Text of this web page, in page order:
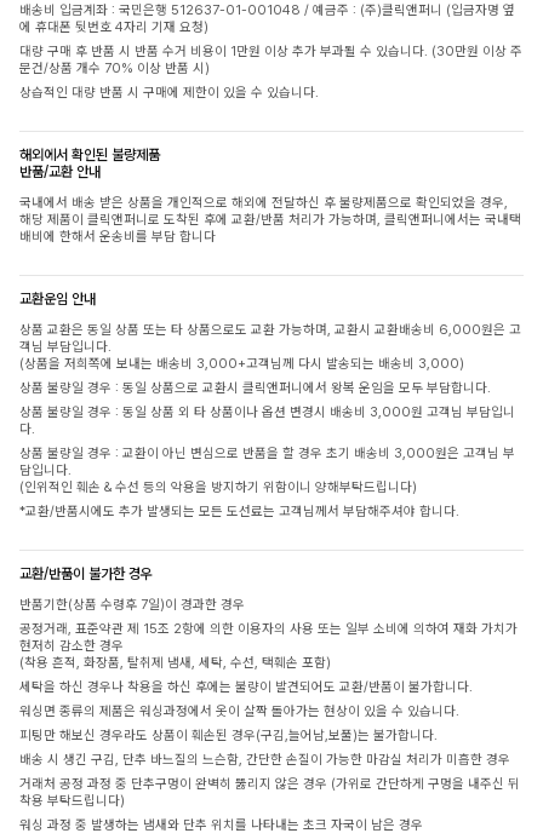
배송비 입금계좌 : 국민은행 512637-01-001048 / 예금주 : (주)클릭앤퍼니 (입금자명 옆
에 휴대폰 뒷번호 4자리 기재 요청)
대량 구매 후 반품 시 반품 수거 비용이 1만원 이상 추가 부과될 수 있습니다. (30만원 이상 주
문건/상품 개수 70% 이상 반품 시)
상습적인 대량 반품 시 구매에 제한이 있을 수 있습니다.
해외에서 확인된 불량제품
반품/교환 안내
국내에서 배송 받은 상품을 개인적으로 해외에 전달하신 후 불량제품으로 확인되었을 경우,
해당 제품이 클릭앤퍼니로 도착된 후에 교환/반품 처리가 가능하며, 클릭앤퍼니에서는 국내택
배비에 한해서 운송비를 부담 합니다
교환운임 안내
상품 교환은 동일 상품 또는 타 상품으로도 교환 가능하며, 교환시 교환배송비 6,000원은 고
객님 부담입니다.
(상품을 저희쪽에 보내는 배송비 3,000+고객님께 다시 발송되는 배송비 3,000)
상품 불량일 경우 : 동일 상품으로 교환시 클릭앤퍼니에서 왕복 운임을 모두 부담합니다.
상품 불량일 경우 : 동일 상품 외 타 상품이나 옵션 변경시 배송비 3,000원 고객님 부담입니
다.
상품 불량일 경우 : 교환이 아닌 변심으로 반품을 할 경우 초기 배송비 3,000원은 고객님 부
담입니다.
(인위적인 훼손 & 수선 등의 악용을 방지하기 위함이니 양해부탁드립니다)
*교환/반품시에도 추가 발생되는 모든 도선료는 고객님께서 부담해주셔야 합니다.
교환/반품이 불가한 경우
반품기한(상품 수령후 7일)이 경과한 경우
공정거래, 표준약관 제 15조 2항에 의한 이용자의 사용 또는 일부 소비에 의하여 재화 가치가
현저히 감소한 경우
(착용 흔적, 화장품, 탈취제 냄새, 세탁, 수선, 택훼손 포함)
세탁을 하신 경우나 착용을 하신 후에는 불량이 발견되어도 교환/반품이 불가합니다.
워싱면 종류의 제품은 워싱과정에서 옷이 살짝 돌아가는 현상이 있을 수 있습니다.
피팅만 해보신 경우라도 상품이 훼손된 경우(구김,늘어남,보풀)는 불가합니다.
배송 시 생긴 구김, 단추 바느질의 느슨함, 간단한 손질이 가능한 마감실 처리가 미흡한 경우
거래처 공정 과정 중 단추구멍이 완벽히 뚫리지 않은 경우 (가위로 간단하게 구멍을 내주신 뒤
착용 부탁드립니다)
워싱 과정 중 발생하는 냄새와 단추 위치를 나타내는 초크 자국이 남은 경우